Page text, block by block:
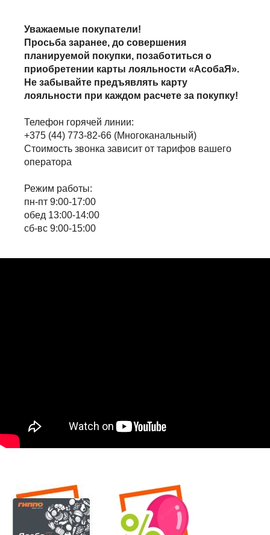
Уважаемые покупатели!
Просьба заранее, до совершения
планируемой покупки, позаботиться о
приобретении карты лояльности «АсобаЯ».
Не забывайте предъявлять карту
лояльности при каждом расчете за покупку!
Телефон горячей линии:
+375 (44) 773-82-66 (Многоканальный)
Стоимость звонка зависит от тарифов вашего
оператора
Режим работы:
пн-пт 9:00-17:00
обед 13:00-14:00
сб-вс 9:00-15:00